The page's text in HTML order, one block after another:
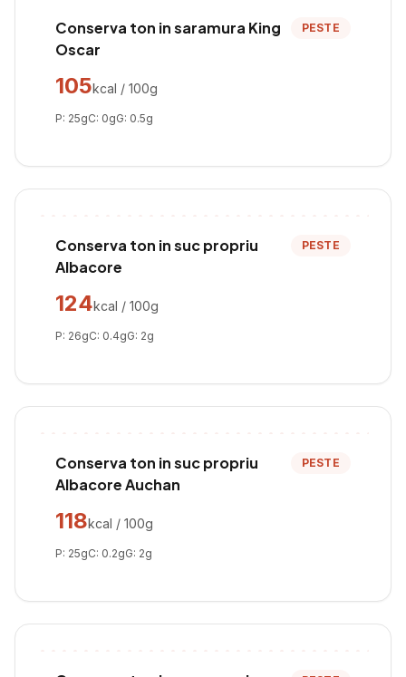
Conserva ton in saramura King
Oscar
PESTE
105kcal / 100g
P: 25gC: 0gG: 0.5g
Conserva ton in suc propriu
Albacore
PESTE
124kcal / 100g
P: 26gC: 0.4gG: 2g
Conserva ton in suc propriu
Albacore Auchan
PESTE
118kcal / 100g
P: 25gC: 0.2gG: 2g